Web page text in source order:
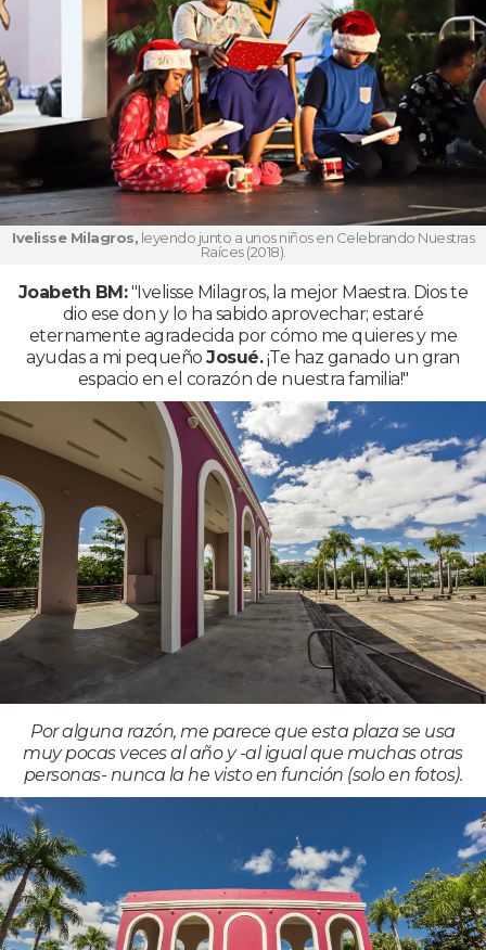
Ivelisse Milagros, leyendo junto a unos niños en Celebrando Nuestras
Raíces (2018).
Joabeth BM:"Ivelisse Milagros, la mejor Maestra. Dios te
dio ese don y lo ha sabido aprovechar; estaré
eternamente agradecida por cómo me quieres y me
ayudas a mi pequeñoJosué.¡Te haz ganado un gran
espacio en el corazón de nuestra familia!"
Por alguna razón, me parece que esta plaza se usa
muy pocas veces al año y -al igual que muchas otras
personas- nunca la he visto en función (solo en fotos).